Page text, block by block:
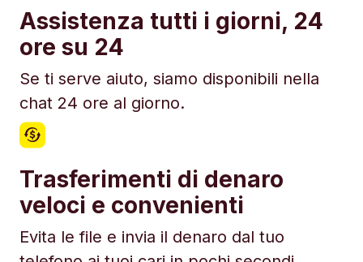
Assistenza tutti i giorni, 24
ore su 24
Se ti serve aiuto, siamo disponibili nella
chat 24 ore al giorno.
Trasferimenti di denaro
veloci e convenienti
Evita le file e invia il denaro dal tuo